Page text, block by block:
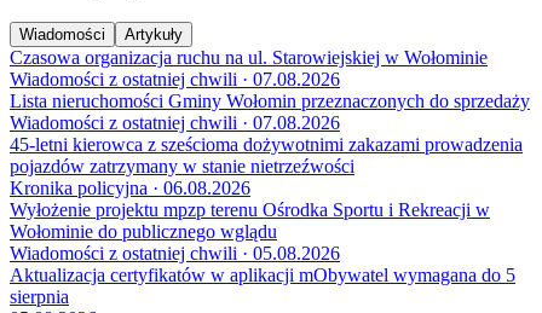
Wiadomości Artykuły
Czasowa organizacja ruchu na ul. Starowiejskiej w Wołominie
Wiadomości z ostatniej chwili · 07.08.2026
Lista nieruchomości Gminy Wołomin przeznaczonych do sprzedaży
Wiadomości z ostatniej chwili · 07.08.2026
45-letni kierowca z sześcioma dożywotnimi zakazami prowadzenia
pojazdów zatrzymany w stanie nietrzeźwości
Kronika policyjna · 06.08.2026
Wyłożenie projektu mpzp terenu Ośrodka Sportu i Rekreacji w
Wołominie do publicznego wglądu
Wiadomości z ostatniej chwili · 05.08.2026
Aktualizacja certyfikatów w aplikacji mObywatel wymagana do 5
sierpnia